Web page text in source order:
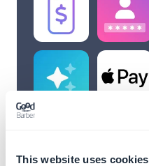
This website uses cookies